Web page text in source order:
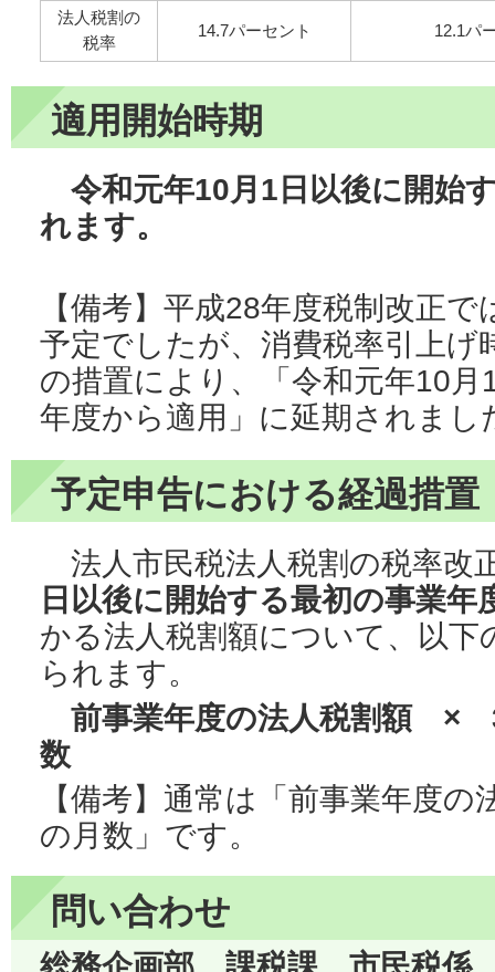
法人税割の
税率
14.7パーセント 12.1パ
適用開始時期
令和元年10月1日以後に開始
れます。
【備考】平成28年度税制改正
予定でしたが、消費税率引上げ
の措置により、「令和元年10
年度から適用」に延期されまし
予定申告における経過措置
法人市民税法人税割の税率改
日以後に開始する最初の事業年
かる法人税割額について、以
られます。
前事業年度の法人税割額
数
【備考】通常は「前事業年度
の月数」です。
問い合わせ